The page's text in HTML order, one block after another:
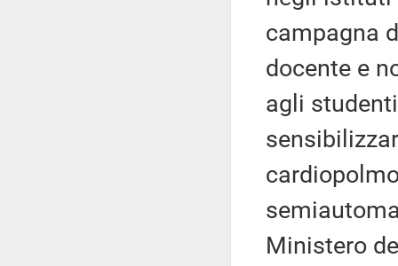
campagna
docente e
agli
Ministero